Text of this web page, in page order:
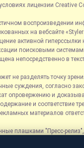
лицензии Creative
воспроизведении
на вебсайте
активной гиперссылки
поисковыми
непосредственно в
не разделять точку
суждения, согласно
опровержению и
и соответствие
материалов
плашками "Пресс-релиз",